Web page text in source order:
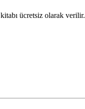
kitabı ücretsiz olarak verilir.